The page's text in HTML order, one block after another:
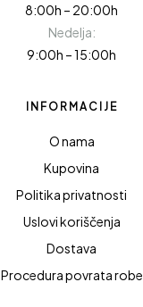
8:00h – 20:00h
Nedelja:
9:00h – 15:00h
INFORMACIJE
O nama
Kupovina
Politika privatnosti
Uslovi koriščenja
Dostava
Procedura povrata robe